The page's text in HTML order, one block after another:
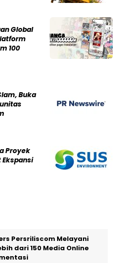
Global
100
Buka
Proyek
Ekspansi
Persriliscom Melayani
dari 150 Media Online